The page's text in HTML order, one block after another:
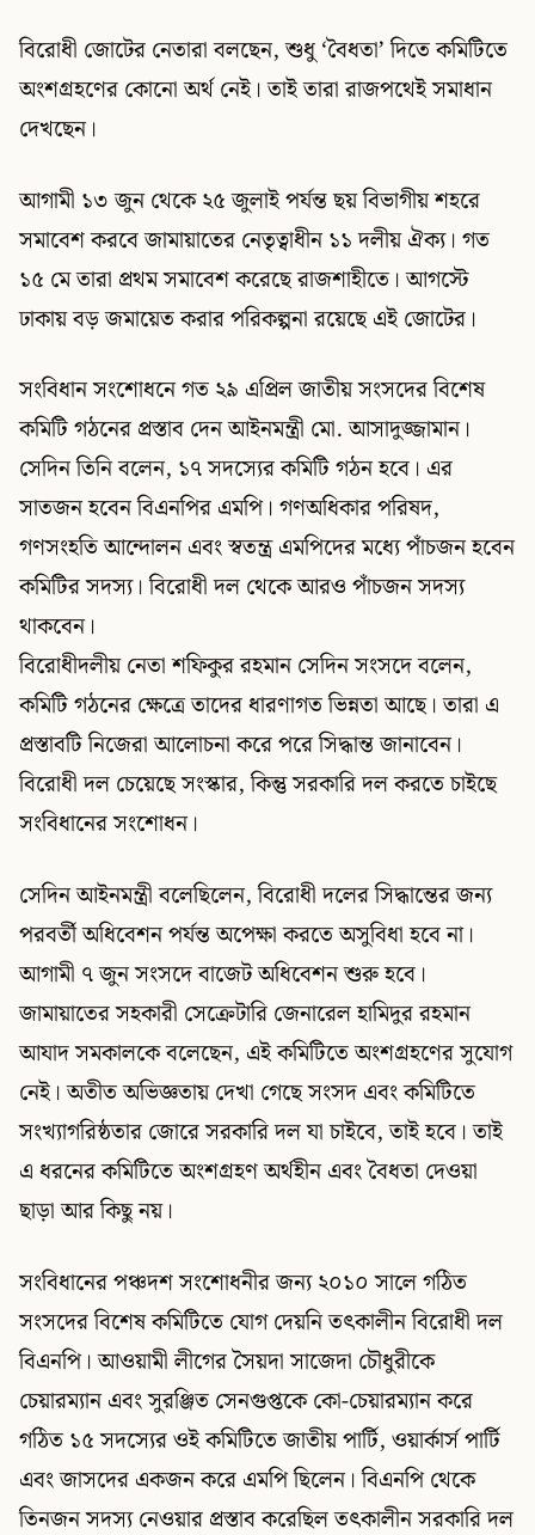
বিরোধী জোটের নেতারা বলছেন, শুধু ‘বৈধতা’ দিতে কমিটিতে
অংশগ্রহণের কোনো অর্থ নেই। তাই তারা রাজপথেই সমাধান
দেখছেন।
আগামী ১৩ জুন থেকে ২৫ জুলাই পর্যন্ত ছয় বিভাগীয় শহরে
সমাবেশ করবে জামায়াতের নেতৃত্বাধীন ১১ দলীয় ঐক্য। গত
১৫ মে তারা প্রথম সমাবেশ করেছে রাজশাহীতে। আগস্টে
ঢাকায় বড় জমায়েত করার পরিকল্পনা রয়েছে এই জোটের।
সংবিধান সংশোধনে গত ২৯ এপ্রিল জাতীয় সংসদের বিশেষ
কমিটি গঠনের প্রস্তাব দেন আইনমন্ত্রী মো. আসাদুজ্জামান।
সেদিন তিনি বলেন, ১৭ সদস্যের কমিটি গঠন হবে। এর
সাতজন হবেন বিএনপির এমপি। গণঅধিকার পরিষদ,
গণসংহতি আন্দোলন এবং স্বতন্ত্র এমপিদের মধ্যে পাঁচজন হবেন
কমিটির সদস্য। বিরোধী দল থেকে আরও পাঁচজন সদস্য
থাকবেন।
বিরোধীদলীয় নেতা শফিকুর রহমান সেদিন সংসদে বলেন,
কমিটি গঠনের ক্ষেত্রে তাদের ধারণাগত ভিন্নতা আছে। তারা এ
প্রস্তাবটি নিজেরা আলোচনা করে পরে সিদ্ধান্ত জানাবেন।
বিরোধী দল চেয়েছে সংস্কার, কিন্তু সরকারি দল করতে চাইছে
সংবিধানের সংশোধন।
সেদিন আইনমন্ত্রী বলেছিলেন, বিরোধী দলের সিদ্ধান্তের জন্য
পরবর্তী অধিবেশন পর্যন্ত অপেক্ষা করতে অসুবিধা হবে না।
আগামী ৭ জুন সংসদে বাজেট অধিবেশন শুরু হবে।
জামায়াতের সহকারী সেক্রেটারি জেনারেল হামিদুর রহমান
আযাদ সমকালকে বলেছেন, এই কমিটিতে অংশগ্রহণের সুযোগ
নেই। অতীত অভিজ্ঞতায় দেখা গেছে সংসদ এবং কমিটিতে
সংখ্যাগরিষ্ঠতার জোরে সরকারি দল যা চাইবে, তাই হবে। তাই
এ ধরনের কমিটিতে অংশগ্রহণ অর্থহীন এবং বৈধতা দেওয়া
ছাড়া আর কিছু নয়।
সংবিধানের পঞ্চদশ সংশোধনীর জন্য ২০১০ সালে গঠিত
সংসদের বিশেষ কমিটিতে যোগ দেয়নি তৎকালীন বিরোধী দল
বিএনপি। আওয়ামী লীগের সৈয়দা সাজেদা চৌধুরীকে
চেয়ারম্যান এবং সুরঞ্জিত সেনগুপ্তকে কো-চেয়ারম্যান করে
গঠিত ১৫ সদস্যের ওই কমিটিতে জাতীয় পার্টি, ওয়ার্কার্স পার্টি
এবং জাসদের একজন করে এমপি ছিলেন। বিএনপি থেকে
তিনজন সদস্য নেওয়ার প্রস্তাব করেছিল তৎকালীন সরকারি দল